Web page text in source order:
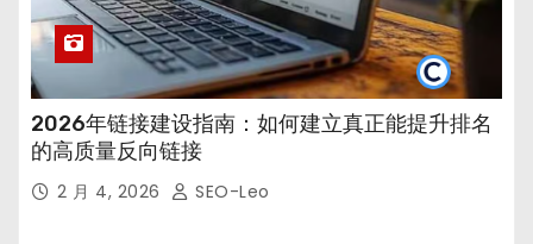
2026年链接建设指南：如何建立真正能提升排名
的高质量反向链接
2 月 4, 2026 SEO-Leo